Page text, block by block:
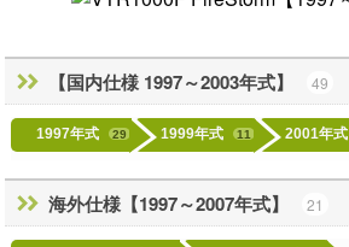
【国内仕様 1997～2003年式】 49
1997年式 29 1999年式 11 2001年式
海外仕様【1997～2007年式】 21